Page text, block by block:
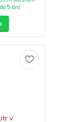
do 5 dní